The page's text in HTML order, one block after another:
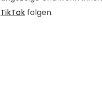
TikTok folgen.